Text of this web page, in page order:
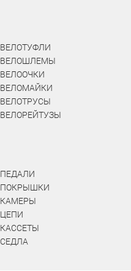
ВЕЛОТУФЛИ
ВЕЛОШЛЕМЫ
ВЕЛООЧКИ
ВЕЛОМАЙКИ
ВЕЛОТРУСЫ
ВЕЛОРЕЙТУЗЫ
ПЕДАЛИ
ПОКРЫШКИ
КАМЕРЫ
ЦЕПИ
КАССЕТЫ
СЕДЛА